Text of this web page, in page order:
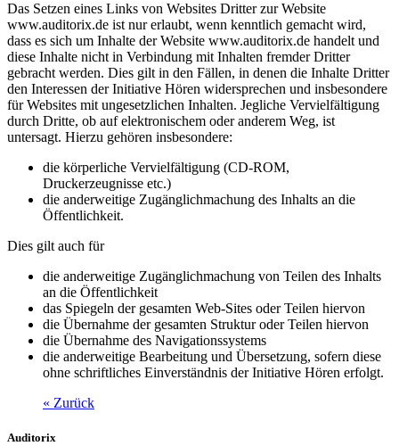
Das Setzen eines Links von Websites Dritter zur Website
www.auditorix.de ist nur erlaubt, wenn kenntlich gemacht wird,
dass es sich um Inhalte der Website www.auditorix.de handelt und
diese Inhalte nicht in Verbindung mit Inhalten fremder Dritter
gebracht werden. Dies gilt in den Fällen, in denen die Inhalte Dritter
den Interessen der Initiative Hören widersprechen und insbesondere
für Websites mit ungesetzlichen Inhalten. Jegliche Vervielfältigung
durch Dritte, ob auf elektronischem oder anderem Weg, ist
untersagt. Hierzu gehören insbesondere:
die körperliche Vervielfältigung (CD-ROM,
Druckerzeugnisse etc.)
die anderweitige Zugänglichmachung des Inhalts an die
Öffentlichkeit.
Dies gilt auch für
die anderweitige Zugänglichmachung von Teilen des Inhalts
an die Öffentlichkeit
das Spiegeln der gesamten Web-Sites oder Teilen hiervon
die Übernahme der gesamten Struktur oder Teilen hiervon
die Übernahme des Navigationssystems
die anderweitige Bearbeitung und Übersetzung, sofern diese
ohne schriftliches Einverständnis der Initiative Hören erfolgt.
« Zurück
Auditorix